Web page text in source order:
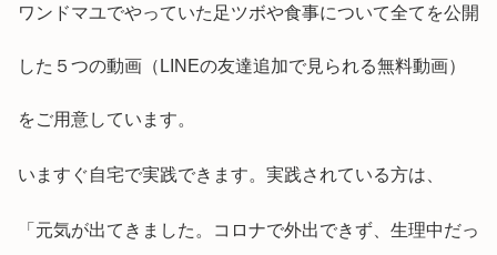
ワンドマユでやっていた足ツボや食事について全てを公開
した５つの動画（LINEの友達追加で見られる無料動画）
をご用意しています。
いますぐ自宅で実践できます。実践されている方は、
「元気が出てきました。コロナで外出できず、生理中だっ